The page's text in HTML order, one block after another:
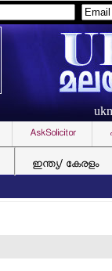
AskSolicitor
ഇന്ത്യ/ കേരളം